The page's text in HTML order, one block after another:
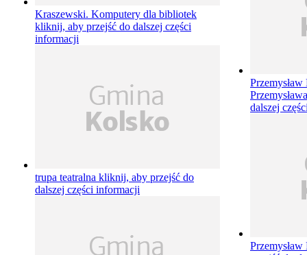
Kraszewski. Komputery dla bibliotek
kliknij, aby przejść do dalszej części
informacji
trupa teatralna kliknij, aby przejść do
dalszej części informacji
dalszej